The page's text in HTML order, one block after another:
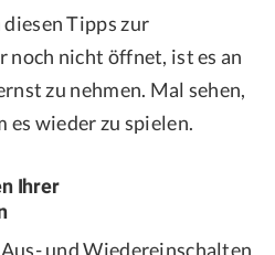
Tipps zur
noch nicht öffnet, ist es an
zu nehmen. Mal sehen,
es wieder zu spielen.
Ihrer
und Wiedereinschalten